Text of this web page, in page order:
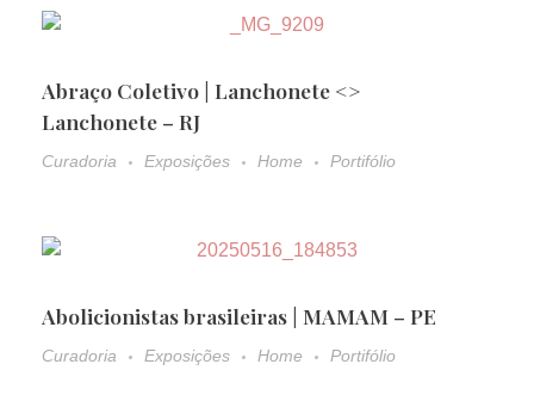
Abraço Coletivo | Lanchonete <>
Lanchonete – RJ
Curadoria Exposições Home Portifólio
Abolicionistas brasileiras | MAMAM – PE
Curadoria Exposições Home Portifólio